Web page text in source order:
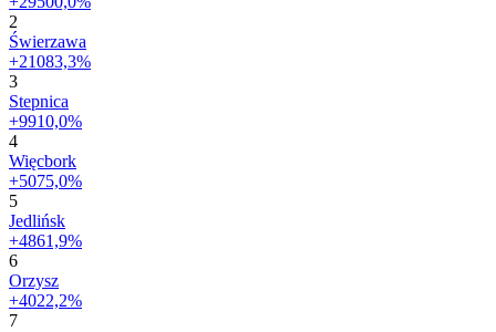
2
Świerzawa
+21083,3%
3
Stepnica
+9910,0%
4
Więcbork
+5075,0%
5
Jedlińsk
+4861,9%
6
Orzysz
+4022,2%
7